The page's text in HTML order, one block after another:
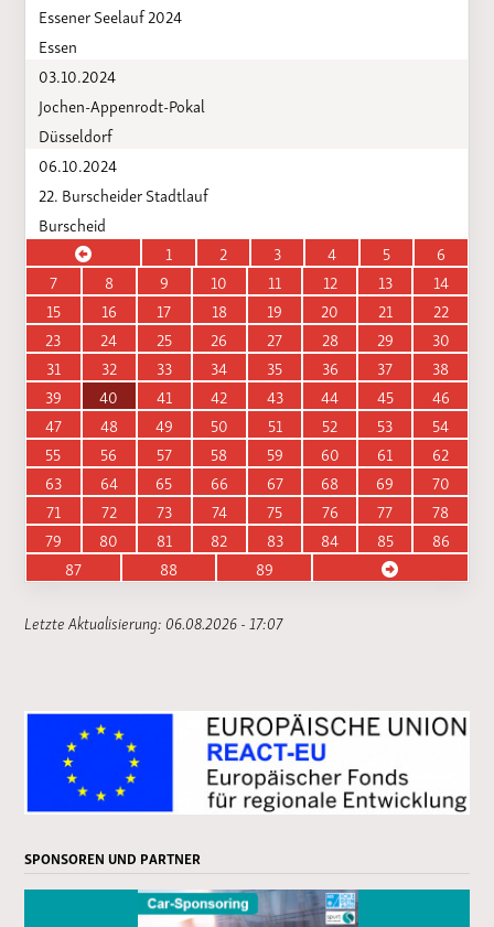
Essener Seelauf 2024
Essen
03.10.2024
Jochen-Appenrodt-Pokal
Düsseldorf
06.10.2024
22. Burscheider Stadtlauf
Burscheid
1
2 3 4 5
6
7
8 9 10 11 12 13
14
15
16 17 18 19 20 21
22
23
24 25 26 27 28 29
30
31
32 33 34 35 36 37
38
39
40 41 42 43 44 45
46
47
48 49 50 51 52 53
54
55
56 57 58 59 60 61
62
63
64 65 66 67 68 69
70
71
72 73 74 75 76 77
78
79
80 81 82 83 84 85
86
87
88 89
Letzte Aktualisierung: 06.08.2026 - 17:07
SPONSOREN UND PARTNER